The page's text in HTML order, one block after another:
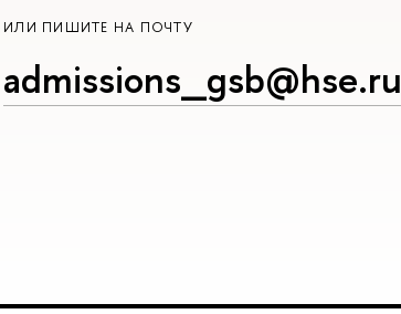
ИЛИ ПИШИТЕ НА ПОЧТУ
admissions_gsb@hse.ru